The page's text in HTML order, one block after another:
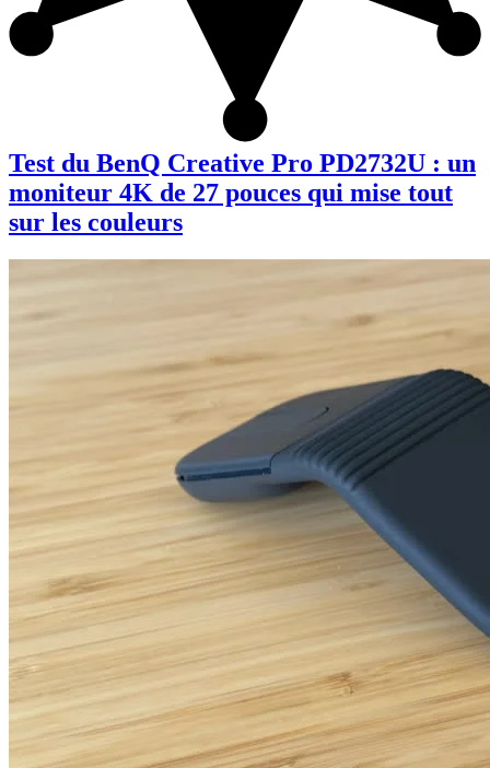
Test du BenQ Creative Pro PD2732U : un
moniteur 4K de 27 pouces qui mise tout
sur les couleurs